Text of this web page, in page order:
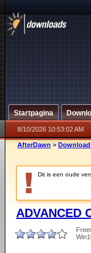
Startpagina
8/10/2026 10:53:02 AM
AfterDawn >
Dit is een oude
ADVANCED